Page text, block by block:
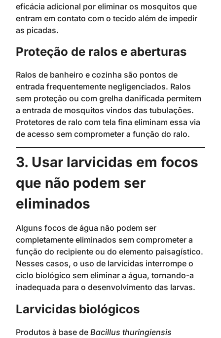
eficácia adicional por eliminar os mosquitos que
entram em contato com o tecido além de impedir
as picadas.
Proteção de ralos e aberturas
Ralos de banheiro e cozinha são pontos de
entrada frequentemente negligenciados. Ralos
sem proteção ou com grelha danificada permitem
a entrada de mosquitos vindos das tubulações.
Protetores de ralo com tela fina eliminam essa via
de acesso sem comprometer a função do ralo.
3. Usar larvicidas em focos
que não podem ser
eliminados
Alguns focos de água não podem ser
completamente eliminados sem comprometer a
função do recipiente ou do elemento paisagístico.
Nesses casos, o uso de larvicidas interrompe o
ciclo biológico sem eliminar a água, tornando-a
inadequada para o desenvolvimento das larvas.
Larvicidas biológicos
Produtos à base de Bacillus thuringiensis